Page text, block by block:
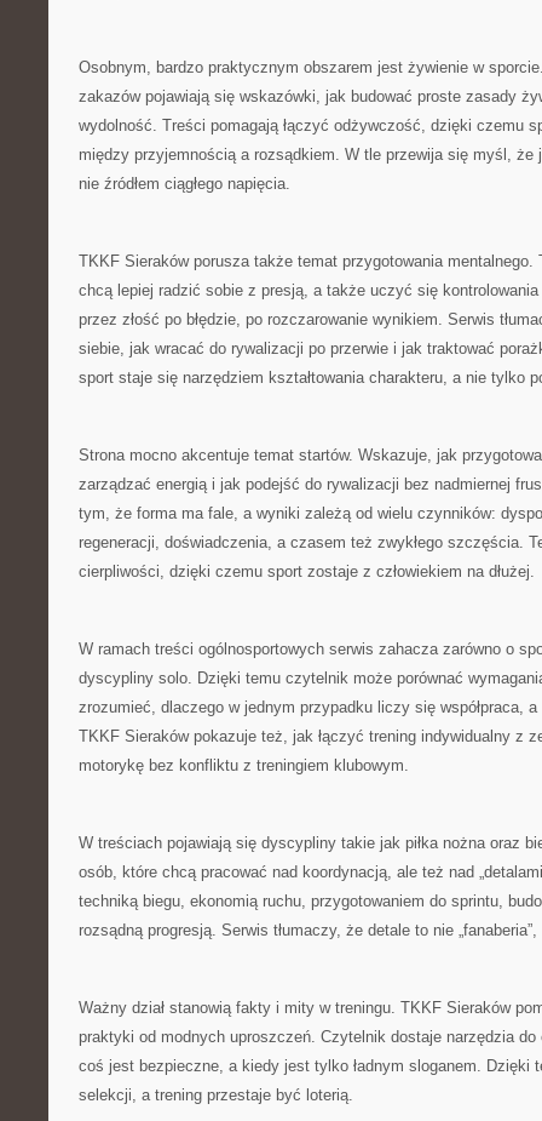
Osobnym, bardzo praktycznym obszarem jest żywienie w
zakazów pojawiają się wskazówki, jak budować proste zasady
wydolność. Treści pomagają łączyć odżywczość, dzięki czemu
między przyjemnością a rozsądkiem. W tle przewija się myśl, że
nie źródłem ciągłego napięcia.
TKKF Sieraków porusza także temat przygotowania mentalnego.
chcą lepiej radzić sobie z presją, a także uczyć się
przez złość po błędzie, po rozczarowanie wynikiem. Serwis
siebie, jak wracać do rywalizacji po przerwie i jak traktować
sport staje się narzędziem kształtowania charakteru, a nie tylko
Strona mocno akcentuje temat startów. Wskazuje, jak
zarządzać energią i jak podejść do rywalizacji bez nadmiernej
tym, że forma ma fale, a wyniki zależą od wielu czynników:
regeneracji, doświadczenia, a czasem też zwykłego szczęścia.
cierpliwości, dzięki czemu sport zostaje z człowiekiem na dłużej.
W ramach treści ogólnosportowych serwis zahacza zarówno o
dyscypliny solo. Dzięki temu czytelnik może porównać
zrozumieć, dlaczego w jednym przypadku liczy się współpraca,
TKKF Sieraków pokazuje też, jak łączyć trening indywidualny z
motorykę bez konfliktu z treningiem klubowym.
W treściach pojawiają się dyscypliny takie jak piłka nożna oraz
osób, które chcą pracować nad koordynacją, ale też nad
techniką biegu, ekonomią ruchu, przygotowaniem do sprintu,
rozsądną progresją. Serwis tłumaczy, że detale to nie
Ważny dział stanowią fakty i mity w treningu. TKKF Sieraków
praktyki od modnych uproszczeń. Czytelnik dostaje narzędzia
coś jest bezpieczne, a kiedy jest tylko ładnym sloganem. Dzięki
selekcji, a trening przestaje być loterią.